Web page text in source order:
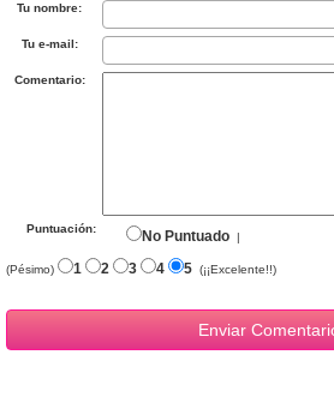
Tu nombre:
Tu e-mail:
Comentario:
Puntuación: No Puntuado |
(Pésimo) 1 2 3 4 5 (¡¡Excelente!!)